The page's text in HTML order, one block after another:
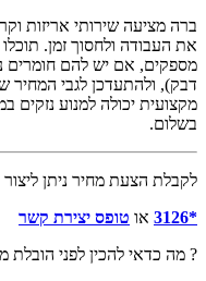
ברה מציעה שירותי אריזות
את העבודה ולחסוך זמן.
מספקים, אם יש להם חומרים
דבק), ולהתעדכן לגבי המחיר
מקצועית יכולה למנוע נזקים
בשלום.
לקבלת הצעת מחיר ניתן
*3126
או טופס יצירת קשר
? מה כדאי להכין לפני הובלת